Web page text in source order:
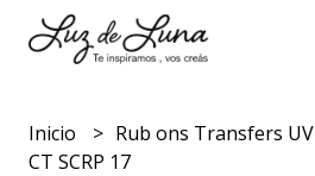
Inicio Rub ons Transfers UV
CT SCRP 17